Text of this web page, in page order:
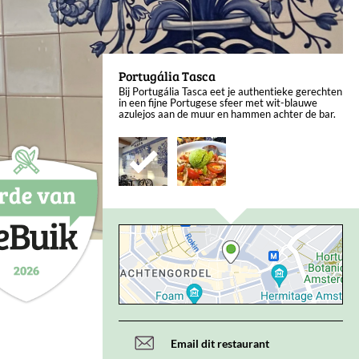
Portugália Tasca
Bij Portugália Tasca eet je authentieke gerechten
in een fijne Portugese sfeer met wit-blauwe
azulejos aan de muur en hammen achter de bar.
Email dit restaurant